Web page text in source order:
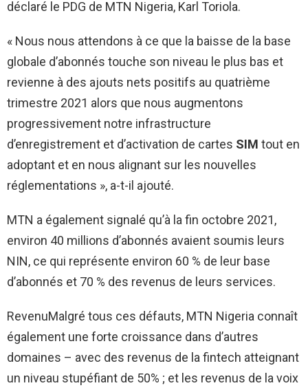
déclaré le PDG de MTN Nigeria, Karl Toriola.
« Nous nous attendons à ce que la baisse de la base
globale d’abonnés touche son niveau le plus bas et
revienne à des ajouts nets positifs au quatrième
trimestre 2021 alors que nous augmentons
progressivement notre infrastructure
d’enregistrement et d’activation de cartes SIM tout en
adoptant et en nous alignant sur les nouvelles
réglementations », a-t-il ajouté.
MTN a également signalé qu’à la fin octobre 2021,
environ 40 millions d’abonnés avaient soumis leurs
NIN, ce qui représente environ 60 % de leur base
d’abonnés et 70 % des revenus de leurs services.
RevenuMalgré tous ces défauts, MTN Nigeria connaît
également une forte croissance dans d’autres
domaines – avec des revenus de la fintech atteignant
un niveau stupéfiant de 50% ; et les revenus de la voix